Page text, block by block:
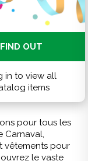
FIND OUT
in to view all
items
pour tous les
Carnaval,
vêtements pour
le vaste